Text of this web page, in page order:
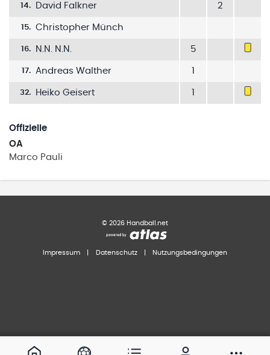
14. David Falkner 2
15. Christopher Münch
16. N.N. N.N. 5
17. Andreas Walther
32. Heiko Geisert
Offizielle
OA
Marco Pauli
© 2026 Handball.net
Impressum Datenschutz Nutzungsbedingungen